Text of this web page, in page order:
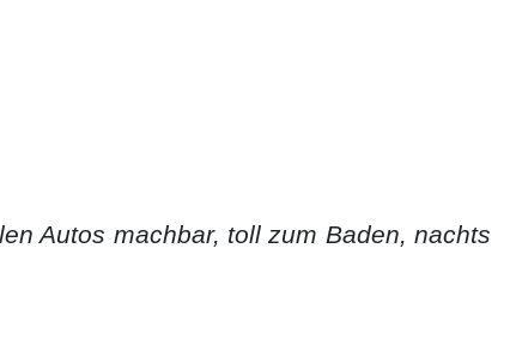
Autos machbar, toll zum Baden, nachts